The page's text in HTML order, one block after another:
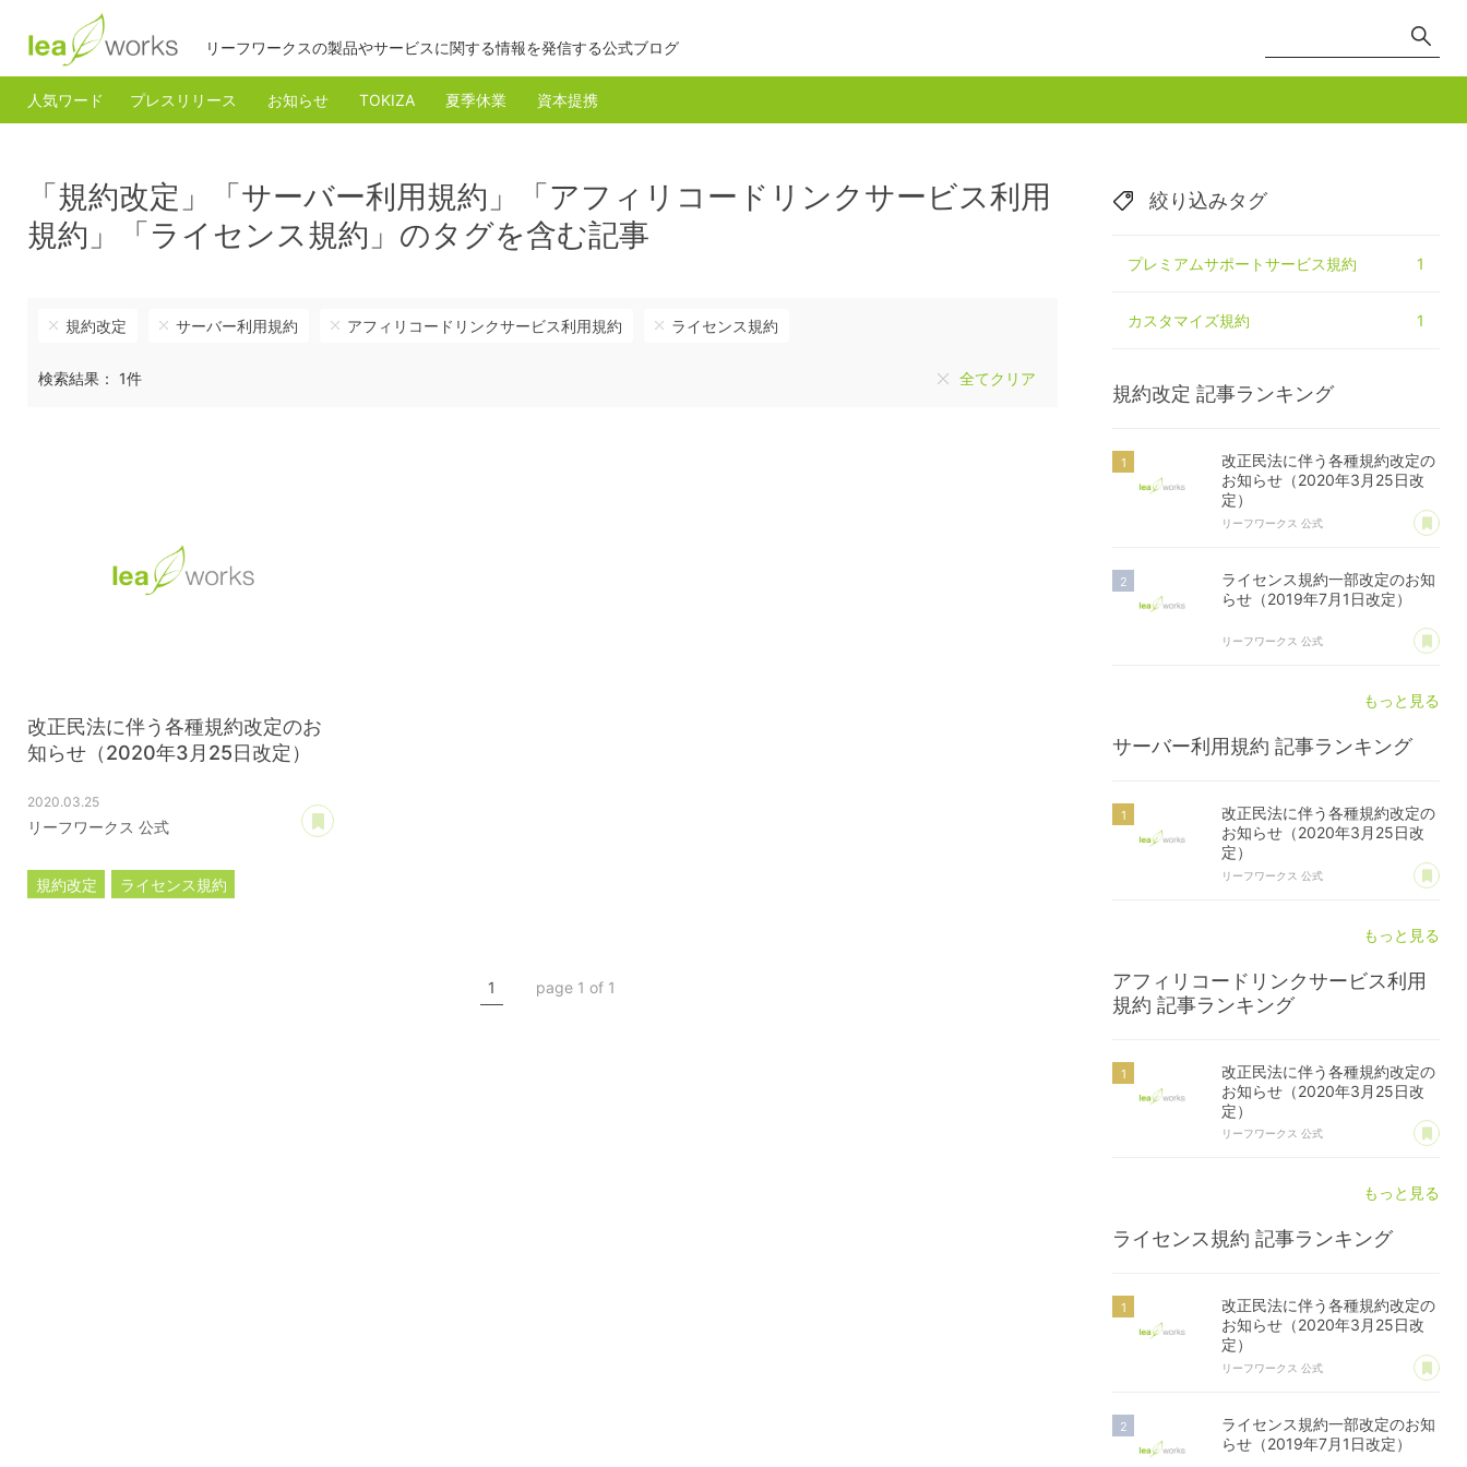
リーフワークスの製品やサービスに関する情報を発信する公式ブログ
人気ワード プレスリリース お知らせ TOKIZA 夏季休業 資本提携
「規約改定」「サーバー利用規約」「アフィリコードリンクサービス利用
規約」「ライセンス規約」のタグを含む記事
規約改定 サーバー利用規約 アフィリコードリンクサービス利用規約 ライセンス規約
検索結果： 1件 全てクリア
改正民法に伴う各種規約改定のお
知らせ（2020年3月25日改定）
2020.03.25
リーフワークス 公式
規約改定
ライセンス規約
1 page 1 of 1
絞り込みタグ
プレミアムサポートサービス規約 1
カスタマイズ規約 1
規約改定 記事ランキング
改正民法に伴う各種規約改定の
お知らせ（2020年3月25日改
定）
リーフワークス 公式 あ
ライセンス規約一部改定のお知
らせ（2019年7月1日改定）
リーフワークス 公式 あ
もっと見る
サーバー利用規約 記事ランキング
改正民法に伴う各種規約改定の
お知らせ（2020年3月25日改
定）
リーフワークス 公式 あ
もっと見る
アフィリコードリンクサービス利用
規約 記事ランキング
改正民法に伴う各種規約改定の
お知らせ（2020年3月25日改
定）
リーフワークス 公式 あ
もっと見る
ライセンス規約 記事ランキング
改正民法に伴う各種規約改定の
お知らせ（2020年3月25日改
定）
リーフワークス 公式 あ
ライセンス規約一部改定のお知
らせ（2019年7月1日改定）